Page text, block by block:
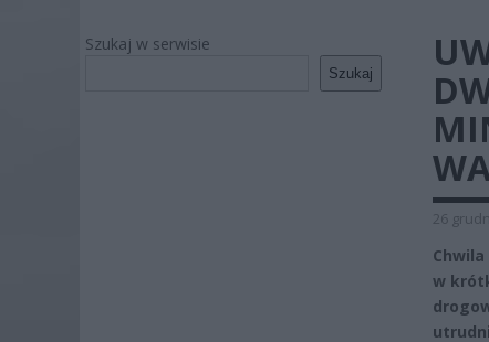
Szukaj w serwisie
Szukaj
26
w